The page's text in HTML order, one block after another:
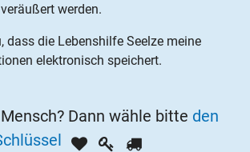
werden.
dass die Lebenshilfe Seelze meine
elektronisch speichert.
Dann wähle bitte den
Bist 1 2